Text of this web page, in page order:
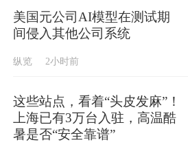
美国元公司AI模型在测试期
间侵入其他公司系统
纵览 2小时前
这些站点，看着“头皮发麻”！
上海已有3万台入驻，高温酷
暑是否“安全靠谱”